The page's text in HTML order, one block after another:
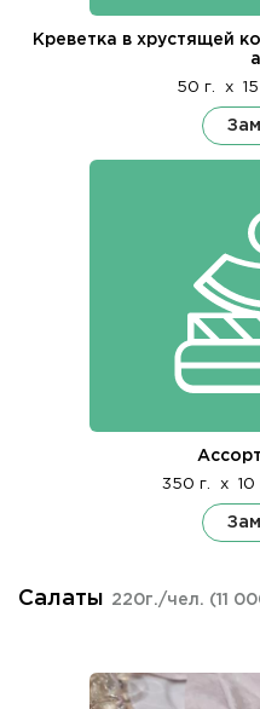
Креветка в хрустящей
50 г. x
350 г. x 10
Салаты 220г./чел. (11